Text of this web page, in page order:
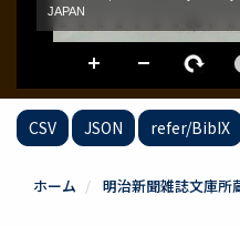
CSV JSON refer/BibIX
ホーム 明治新聞雑誌文庫所